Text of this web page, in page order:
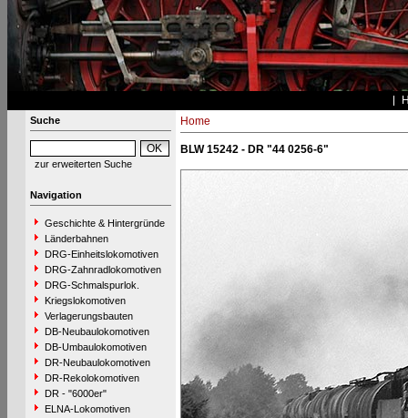
Suche
zur erweiterten Suche
Navigation
Geschichte & Hintergründe
Länderbahnen
DRG-Einheitslokomotiven
DRG-Zahnradlokomotiven
DRG-Schmalspurlok.
Kriegslokomotiven
Verlagerungsbauten
DB-Neubaulokomotiven
DB-Umbaulokomotiven
DR-Neubaulokomotiven
DR-Rekolokomotiven
DR - "6000er"
ELNA-Lokomotiven
Home
BLW 15242 - DR "44 0256-6"